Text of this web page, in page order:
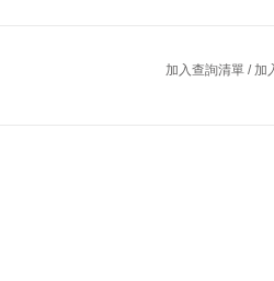
加入查詢清單 / 加